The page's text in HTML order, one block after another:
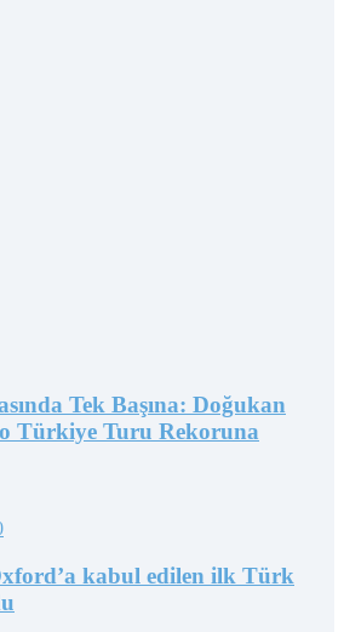
Tek Başına: Doğukan
Türkiye Turu Rekoruna
kabul edilen ilk Türk